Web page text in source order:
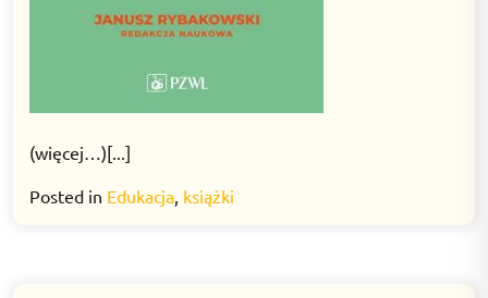
(więcej…)[...]
Posted in Edukacja, książki